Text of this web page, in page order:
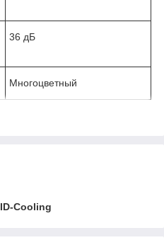
36 дБ
Многоцветный
ID-Cooling